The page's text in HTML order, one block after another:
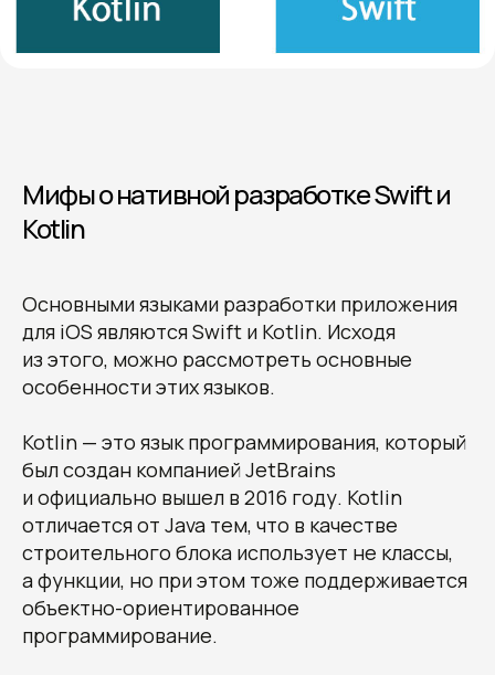
Мифы о нативной разработке Swift и
Kotlin
Основными языками разработки приложения
для iOS являются Swift и Kotlin. Исходя
из этого, можно рассмотреть основные
особенности этих языков.
Kotlin — это язык программирования, который
был создан компанией JetBrains
и официально вышел в 2016 году. Kotlin
отличается от Java тем, что в качестве
строительного блока использует не классы,
а функции, но при этом тоже поддерживается
объектно-ориентированное
программирование.